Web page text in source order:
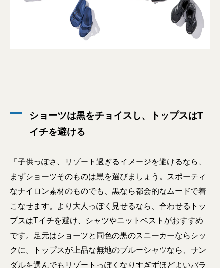
ショーツは黒をチョイスし、トップスはT
イチを避ける
「子供っぽさ、リゾート過ぎるイメージを避けるなら、
まずショーツそのものは黒を選びましょう。スポーティ
なナイロン素材のものでも、黒なら都会的なムードで着
こなせます。より大人っぽく見せるなら、合わせるトッ
プスはTイチを避け、シャツやニットベストがおすすめ
です。足元はショーツと同色の黒のスニーカーならシッ
クに。トップスが上品な無地のブルーシャツなら、サン
ダルを選んでもリゾートっぽくなりすぎずほどよいバラ